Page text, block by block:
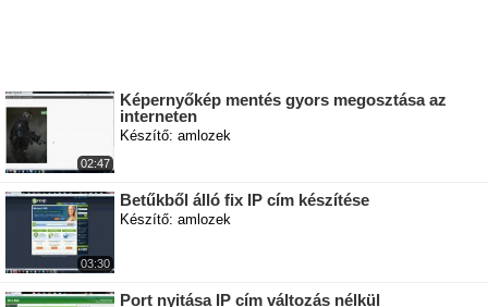
02:47
Képernyőkép mentés gyors megosztása az
interneten
Készítő: amlozek
03:30
Betűkből álló fix IP cím készítése
Készítő: amlozek
Port nyitása IP cím változás nélkül